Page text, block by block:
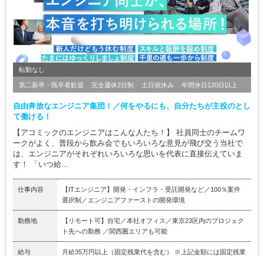
転勤なし
第二新卒・既卒者歓迎 完全週休2日制 土日祝休み 年間休日120日以上
自由奔放なエンジニア集団！／何をやるにも、自分たちが主役のとし
て働ける！
【アコミックのエンジニアはこんな人たち！】 社員同士のチームワ
ークがよく、普段から飲み会でもいろいろな意見が飛び交う当社で
は、エンジニアがそれぞれいろいろな思いを代表に直接伝えていま
す！ 「いつ給...
仕事内容
【ITエンジニア】開発・インフラ・受託開発など／100％案件
選択制／エンジニアファーストの開発環境
勤務地
【リモート可】自宅／本社オフィス／東京23区内のプロジェク
ト先への勤務 ／関西圏エリアも可能
給与
月給35万円以上（固定残業代を含む） ※上記金額には固定残業